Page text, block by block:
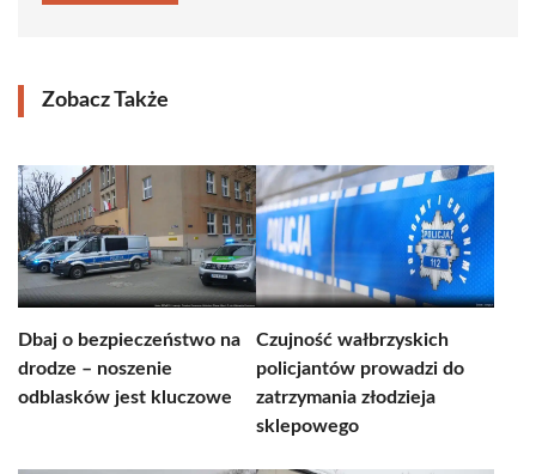
Zobacz Także
Dbaj o bezpieczeństwo na
drodze – noszenie
odblasków jest kluczowe
Czujność wałbrzyskich
policjantów prowadzi do
zatrzymania złodzieja
sklepowego